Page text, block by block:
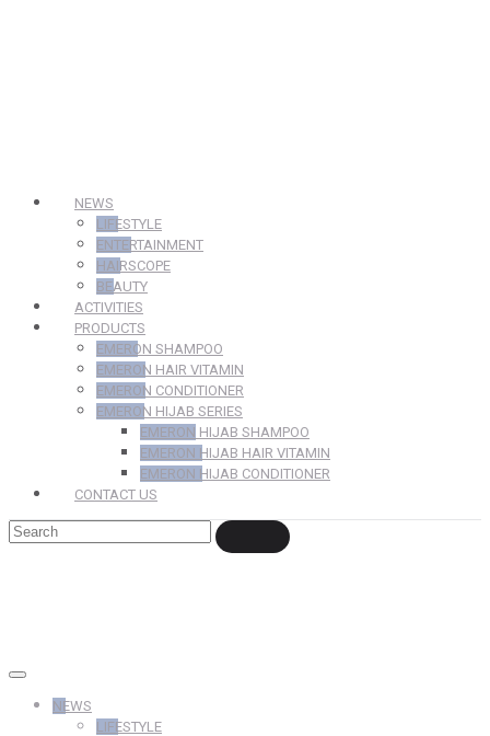
NEWS
LIFESTYLE
ENTERTAINMENT
HAIRSCOPE
BEAUTY
ACTIVITIES
PRODUCTS
EMERON SHAMPOO
EMERON HAIR VITAMIN
EMERON CONDITIONER
EMERON HIJAB SERIES
EMERON HIJAB SHAMPOO
EMERON HIJAB HAIR VITAMIN
EMERON HIJAB CONDITIONER
CONTACT US
NEWS
LIFESTYLE